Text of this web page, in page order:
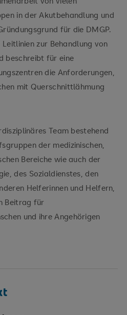
in der Akutbehandlung und
für die DMGP.
zur Behandlung von
beschreibt für eine
die Anforderungen,
mit Querschnittlähmung
Team bestehend
der medizinischen,
Bereiche wie auch der
des Sozialdienstes, den
Helferinnen und Helfern,
Beitrag für
und ihre Angehörigen